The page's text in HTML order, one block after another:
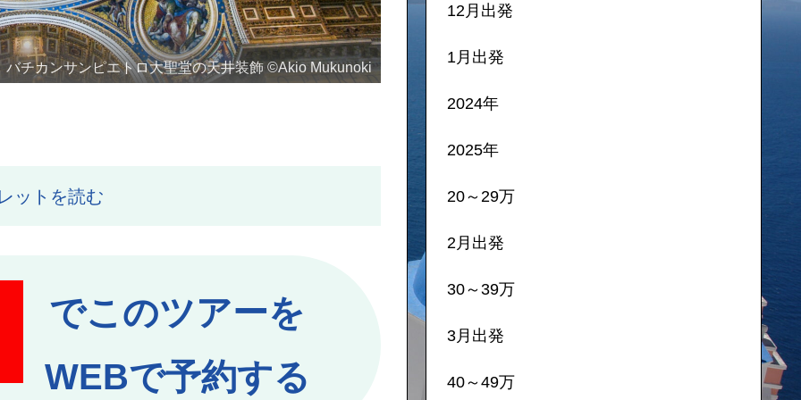
バチカンサンピエトロ大聖堂の天井装飾 ©Akio Mukunoki
ットを読む
でこのツアーを
WEBで予約する
12月出発
1月出発
2024年
2025年
20～29万
2月出発
30～39万
3月出発
40～49万